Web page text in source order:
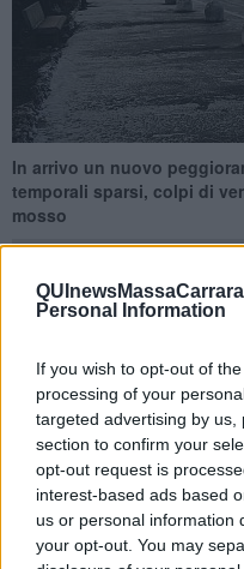
Personal Information
If you wish to opt-out of
processing of your
targeted advertising by
section to confirm your
opt-out request is
interest-based ads based
us or personal information
your opt-out. You may
In arrivo un nuovo
temporali sparsi, colpi di
mosso
FIRENZE —La sala operativa
emanato una nuova allerta di
domani, sabato 23 Novembre.
I previsori meteo hanno
tempo, con precipitazioni
inizialmente sul nord ovest
anche sulle altre zone